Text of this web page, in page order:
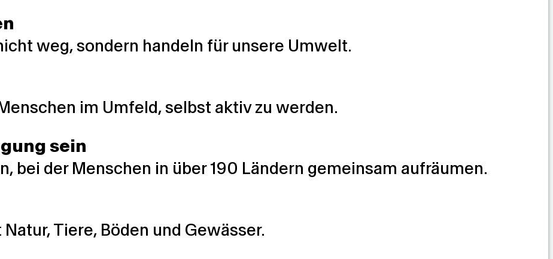
weg, sondern handeln für unsere Umwelt.
im Umfeld, selbst aktiv zu werden.
sein
bei der Menschen in über 190 Ländern gemeinsam aufräumen.
Tiere, Böden und Gewässer.